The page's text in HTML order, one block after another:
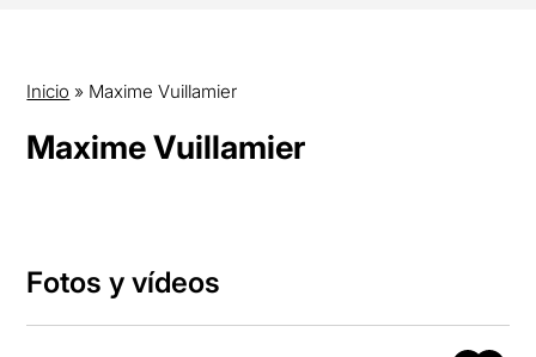
Inicio » Maxime Vuillamier
Maxime Vuillamier
Fotos y vídeos